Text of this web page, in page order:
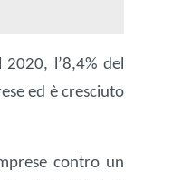
l’8,4% del
ed è cresciuto
contro un